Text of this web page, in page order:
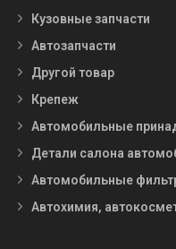
Кузовные запчасти
Автозапчасти
Другой товар
Крепеж
Автомобильные
Детали салона
Автомобильные
Автохимия,